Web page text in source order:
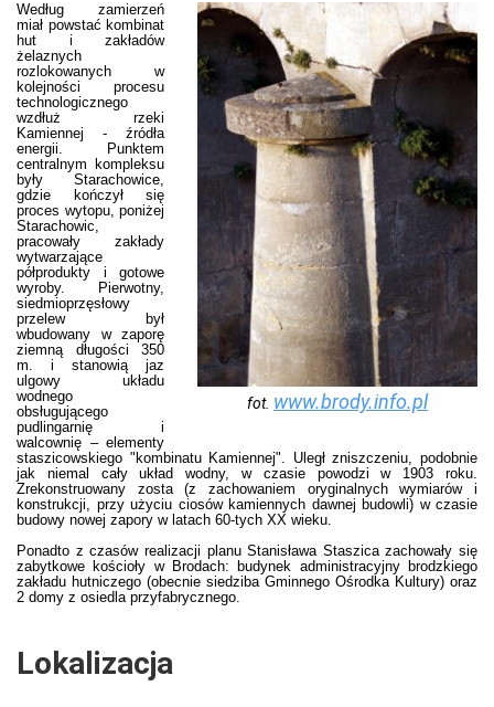
fot. www.brody.info.pl
Według zamierzeń
miał powstać kombinat
hut i zakładów
żelaznych
rozlokowanych w
kolejności procesu
technologicznego
wzdłuż rzeki
Kamiennej - źródła
energii. Punktem
centralnym kompleksu
były Starachowice,
gdzie kończył się
proces wytopu, poniżej
Starachowic,
pracowały zakłady
wytwarzające
półprodukty i gotowe
wyroby. Pierwotny,
siedmioprzęsłowy
przelew był
wbudowany w zaporę
ziemną długości 350
m. i stanowią jaz
ulgowy układu
wodnego
obsługującego
pudlingarnię i
walcownię – elementy
staszicowskiego "kombinatu Kamiennej". Uległ zniszczeniu, podobnie
jak niemal cały układ wodny, w czasie powodzi w 1903 roku.
Zrekonstruowany zosta (z zachowaniem oryginalnych wymiarów i
konstrukcji, przy użyciu ciosów kamiennych dawnej budowli) w czasie
budowy nowej zapory w latach 60-tych XX wieku.
Ponadto z czasów realizacji planu Stanisława Staszica zachowały się
zabytkowe kościoły w Brodach: budynek administracyjny brodzkiego
zakładu hutniczego (obecnie siedziba Gminnego Ośrodka Kultury) oraz
2 domy z osiedla przyfabrycznego.
Lokalizacja